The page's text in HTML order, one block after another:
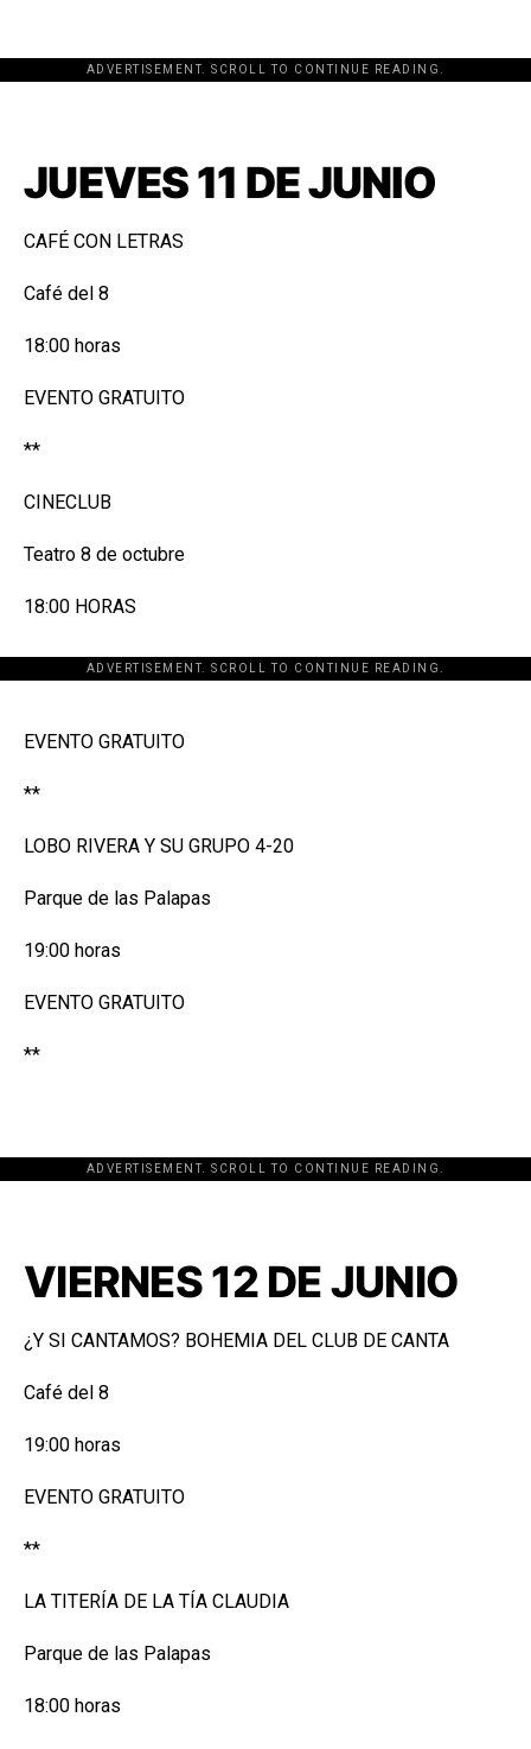
ADVERTISEMENT. SCROLL TO CONTINUE READING.
[adsforwp id="243463"]
JUEVES 11 DE JUNIO
CAFÉ CON LETRAS
Café del 8
18:00 horas
EVENTO GRATUITO
**
CINECLUB
Teatro 8 de octubre
18:00 HORAS
ADVERTISEMENT. SCROLL TO CONTINUE READING.
[adsforwp id="243463"]
EVENTO GRATUITO
**
LOBO RIVERA Y SU GRUPO 4-20
Parque de las Palapas
19:00 horas
EVENTO GRATUITO
**
ADVERTISEMENT. SCROLL TO CONTINUE READING.
[adsforwp id="243463"]
VIERNES 12 DE JUNIO
¿Y SI CANTAMOS? BOHEMIA DEL CLUB DE CANTA
Café del 8
19:00 horas
EVENTO GRATUITO
**
LA TITERÍA DE LA TÍA CLAUDIA
Parque de las Palapas
18:00 horas